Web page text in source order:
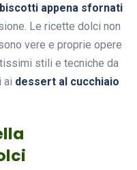
appena sfornati
Le ricette dolci non
vere e proprie opere
stili e tecniche da
ai dessert al cucchiaio